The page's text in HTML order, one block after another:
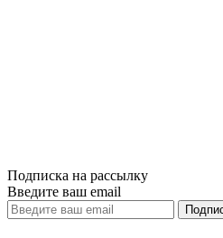
Подписка на рассылку
Введите ваш email